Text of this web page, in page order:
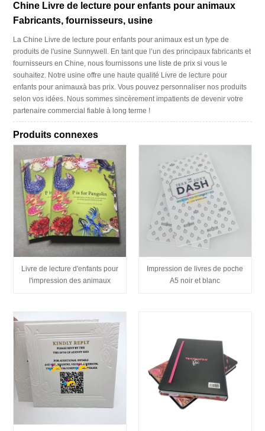
Chine Livre de lecture pour enfants pour animaux
Fabricants, fournisseurs, usine
La Chine Livre de lecture pour enfants pour animaux est un type de
produits de l'usine Sunnywell. En tant que l’un des principaux fabricants et
fournisseurs en Chine, nous fournissons une liste de prix si vous le
souhaitez. Notre usine offre une haute qualité Livre de lecture pour
enfants pour animauxà bas prix. Vous pouvez personnaliser nos produits
selon vos idées. Nous sommes sincèrement impatients de devenir votre
partenaire commercial fiable à long terme !
Produits connexes
Livre de lecture d'enfants pour
l'impression des animaux
Impression de livres de poche
A5 noir et blanc